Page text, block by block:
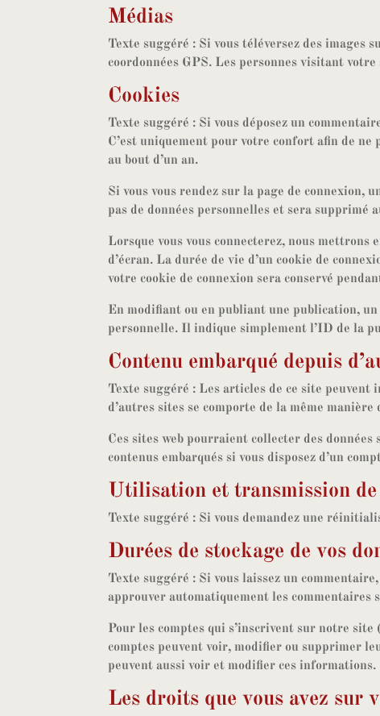
Médias
Texte suggéré : Si vous téléversez des images
coordonnées GPS. Les personnes visitant
Cookies
Texte suggéré : Si vous déposez un
C’est uniquement pour votre confort afin de
au bout d’un an.
Si vous vous rendez sur la page de connexion,
pas de données personnelles et sera
Lorsque vous vous connecterez, nous
d’écran. La durée de vie d’un cookie de
votre cookie de connexion sera conservé
En modifiant ou en publiant une publication,
personnelle. Il indique simplement l’ID de la
Contenu embarqué depuis
Texte suggéré : Les articles de ce site peuvent
d’autres sites se comporte de la même
Ces sites web pourraient collecter des
contenus embarqués si vous disposez d’un
Utilisation et transmission de
Texte suggéré : Si vous demandez une
Durées de stockage de vos
Texte suggéré : Si vous laissez un
approuver automatiquement les commentaires
Pour les comptes qui s’inscrivent sur notre
comptes peuvent voir, modifier ou supprimer
peuvent aussi voir et modifier ces informations.
Les droits que vous avez sur